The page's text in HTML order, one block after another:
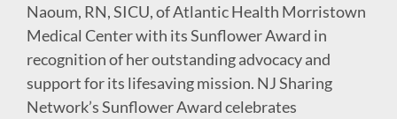
Naoum, RN, SICU, of Atlantic Health Morristown
Medical Center with its Sunflower Award in
recognition of her outstanding advocacy and
support for its lifesaving mission. NJ Sharing
Network’s Sunflower Award celebrates